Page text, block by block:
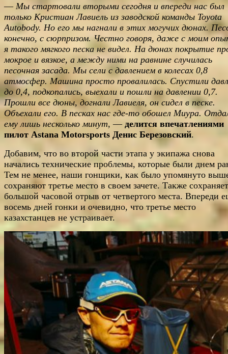
— Мы стартовали вторыми сегодня и впереди нас был
только Кристиан Лавиель из заводской команды Toyota
Autobody. Но его мы нагнали в этих могучих дюнах.
конечно, с сюрпризом. Честно говоря, даже с моим
я такого мягкого песка не видел. На дюнах покрытие
мокрое и вязкое, а между ними на равнине случилась
песочная засада. Мы сели с давлением в колесах 0,8
атмосфер. Машина просто провалилась. Спустили
до 0,4, подкопались, выехали и пошли на давлении 0,7.
Прошли все дюны, догнали Лавиеля, он сидел в песке.
Объехали его. В песках нас где-то обошел Миура.
ему лишь несколько минут, — делится впечатлениями
пилот Astana Motorsports Денис Березовский.
Добавим, что во второй части этапа у экипажа снова
начались технические проблемы, которые были днем
Тем не менее, наши гонщики, как было упомянуто
сохраняют третье место в своем зачете. Также
большой часовой отрыв от четвертого места. Впереди
восемь дней гонки и очевидно, что третье место
казахстанцев не устраивает.